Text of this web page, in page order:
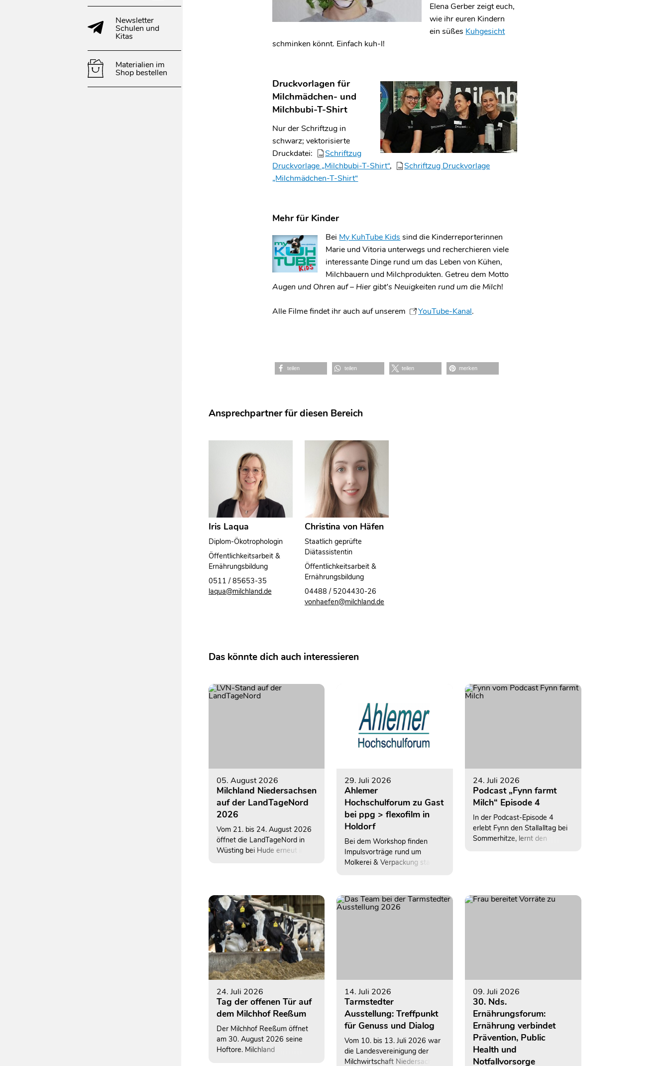
Newsletter
Schulen und
Kitas
Materialien im
Shop bestellen
Elena Gerber zeigt euch,
wie ihr euren Kindern
ein süßes Kuhgesicht
schminken könnt. Einfach kuh-l!
Druckvorlagen für
Milchmädchen- und
Milchbubi-T-Shirt
Nur der Schriftzug in
schwarz; vektorisierte
Druckdatei:
Schriftzug
Druckvorlage „Milchbubi-T-Shirt“,
Schriftzug Druckvorlage
„Milchmädchen-T-Shirt“
Mehr für Kinder
Bei My KuhTube Kids sind die Kinderreporterinnen
Marie und Vitoria unterwegs und recherchieren viele
interessante Dinge rund um das Leben von Kühen,
Milchbauern und Milchprodukten. Getreu dem Motto
Augen und Ohren auf – Hier gibt’s Neuigkeiten rund um die Milch!
Alle Filme findet ihr auch auf unserem YouTube-Kanal.
teilen teilen teilen merken
Ansprechpartner für diesen Bereich
Iris Laqua
Diplom-Ökotrophologin
Öffentlichkeitsarbeit &
Ernährungsbildung
0511 / 85653-35
laqua@milchland.de
Christina von Häfen
Staatlich geprüfte
Diätassistentin
Öffentlichkeitsarbeit &
Ernährungsbildung
04488 / 5204430-26
vonhaefen@milchland.de
Das könnte dich auch interessieren
05. August 2026
Milchland Niedersachsen
auf der LandTageNord
2026
Vom 21. bis 24. August 2026
öffnet die LandTageNord in
Wüsting bei Hude erneut ihre
und Aussteller ihre Angebote
auf dem rund 130.000
Quadratmeter großen
Veranstaltungsgelände. Auch
Milchland Niedersachsen ist
wieder mit einem
abwechslungsreichen
Informations- und
29. Juli 2026
Ahlemer
Hochschulforum zu Gast
bei ppg > flexofilm in
Holdorf
Bei dem Workshop finden
Impulsvorträge rund um
Molkerei & Verpackung statt,
24. Juli 2026
Podcast „Fynn farmt
Milch“ Episode 4
In der Podcast-Episode 4
erlebt Fynn den Stallalltag bei
Sommerhitze, lernt den
24. Juli 2026
Tag der offenen Tür auf
dem Milchhof Reeßum
Der Milchhof Reeßum öffnet
am 30. August 2026 seine
Hoftore. Milchland
14. Juli 2026
Tarmstedter
Ausstellung: Treffpunkt
für Genuss und Dialog
Vom 10. bis 13. Juli 2026 war
die Landesvereinigung der
Milchwirtschaft Niedersachsen
09. Juli 2026
30. Nds.
Ernährungsforum:
Ernährung verbindet
Prävention, Public
Health und
Notfallvorsorge